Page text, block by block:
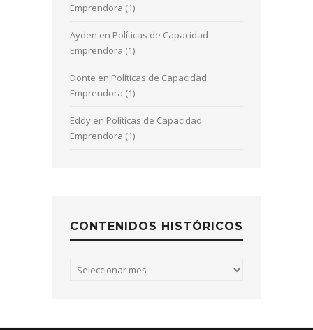
Emprendora (1)
Ayden en Políticas de Capacidad
Emprendora (1)
Donte en Políticas de Capacidad
Emprendora (1)
Eddy en Políticas de Capacidad
Emprendora (1)
CONTENIDOS HISTÓRICOS
Contenidos